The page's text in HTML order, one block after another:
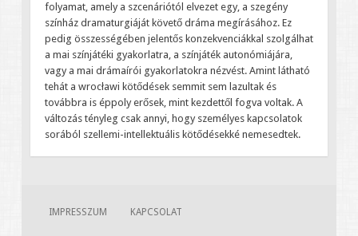
folyamat, amely a szcenáriótól elvezet egy, a szegény
színház dramaturgiáját követő dráma megírásához. Ez
pedig összességében jelentős konzekvenciákkal szolgálhat
a mai színjátéki gyakorlatra, a színjáték autonómiájára,
vagy a mai drámaírói gyakorlatokra nézvést. Amint látható
tehát a wrocławi kötődések semmit sem lazultak és
továbbra is éppoly erősek, mint kezdettől fogva voltak. A
változás tényleg csak annyi, hogy személyes kapcsolatok
sorából szellemi-intellektuális kötődésekké nemesedtek.
IMPRESSZUM KAPCSOLAT